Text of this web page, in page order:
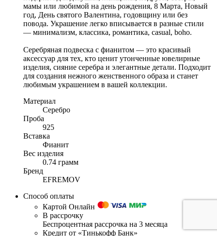
мамы или любимой на день рождения, 8 Марта, Новый
год, День святого Валентина, годовщину или без
повода. Украшение легко вписывается в разные стили
— минимализм, классика, романтика, casual, boho.
Серебряная подвеска с фианитом — это красивый
аксессуар для тех, кто ценит утонченные ювелирные
изделия, сияние серебра и элегантные детали. Подходит
для создания нежного женственного образа и станет
любимым украшением в вашей коллекции.
Материал
Серебро
Проба
925
Вставка
Фианит
Вес изделия
0.74 грамм
Бренд
EFREMOV
Способ оплаты
Картой Онлайн
В рассрочку
Беспроцентная рассрочка на 3 месяца
Кредит от «Тинькофф Банк»